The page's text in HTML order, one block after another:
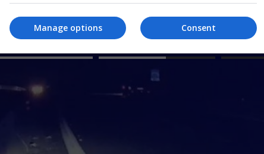
Consent
Manage options